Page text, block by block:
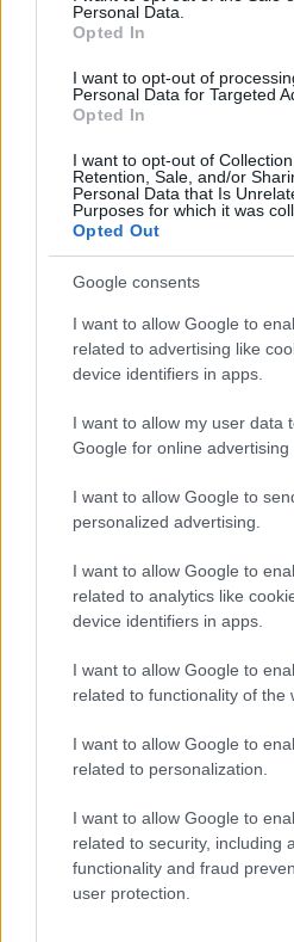
Personal Data.
Opted In
I want to opt-out of
Personal Data for Targeted
Opted In
I want to opt-out of
Retention, Sale, and/or
Personal Data that Is
Purposes for which it was
Opted Out
Google consents
I want to allow Google to
related to advertising like
device identifiers in apps.
I want to allow my user data
Google for online advertising
I want to allow Google to
personalized advertising.
I want to allow Google to
related to analytics like
device identifiers in apps.
I want to allow Google to
related to functionality of the
I want to allow Google to
related to personalization.
I want to allow Google to
related to security, including
functionality and fraud
user protection.
Visszaszámlálás indul: -1, 0, Sziget!
Magyarország jobban látszik
független helyi sajtóból
Már magasabb szinten is
büntetőügyében, vesztegetés
ez csak az egyik botrány
Problémák egész Jász-Nagykun-
több otthoni kútból fogy ki a víz
Szolnokon egy kulcsfontosságú
lezárnak a napokban, a
mértékben lebénul
Elromlott a biztosítóberendezés a
alapos késések alakultak ki a
Ön szerint hogy készül a
Országos ellenőrzés indult a
üzemekben
Az idei év leglassabb növekedését
Györfi Mihály több tucat
41 fok fölé forrósodott az ország,
Egy telefonhívást akart, végül
A Tisza kormány minisztere